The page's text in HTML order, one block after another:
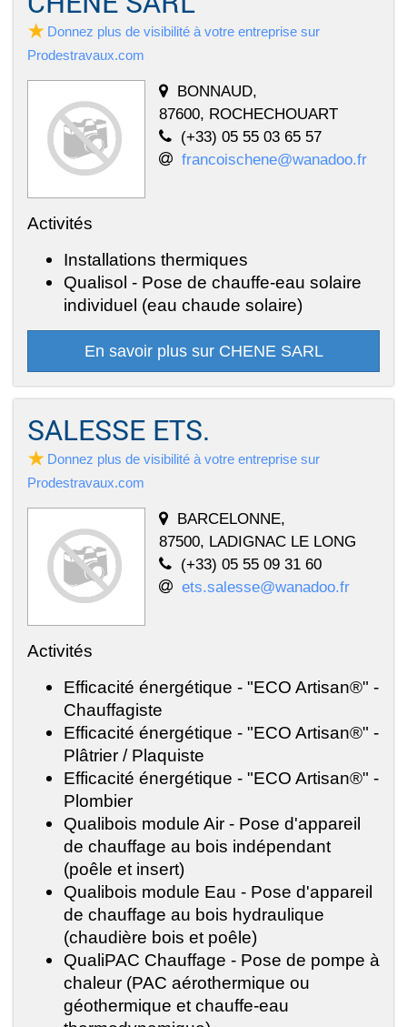
Donnez plus de visibilité à votre entreprise sur
Prodestravaux.com
BONNAUD,
87600, ROCHECHOUART
(+33) 05 55 03 65 57
francoischene@wanadoo.fr
Activités
Installations thermiques
Qualisol - Pose de chauffe-eau solaire
individuel (eau chaude solaire)
En savoir plus sur CHENE SARL
SALESSE ETS.
Donnez plus de visibilité à votre entreprise sur
Prodestravaux.com
BARCELONNE,
87500, LADIGNAC LE LONG
(+33) 05 55 09 31 60
ets.salesse@wanadoo.fr
Activités
Efficacité énergétique - "ECO Artisan®" -
Chauffagiste
Efficacité énergétique - "ECO Artisan®" -
Plâtrier / Plaquiste
Efficacité énergétique - "ECO Artisan®" -
Plombier
Qualibois module Air - Pose d'appareil
de chauffage au bois indépendant
(poêle et insert)
Qualibois module Eau - Pose d'appareil
de chauffage au bois hydraulique
(chaudière bois et poêle)
QualiPAC Chauffage - Pose de pompe à
chaleur (PAC aérothermique ou
géothermique et chauffe-eau